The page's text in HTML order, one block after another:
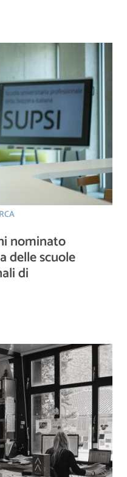
nominato
delle scuole
di